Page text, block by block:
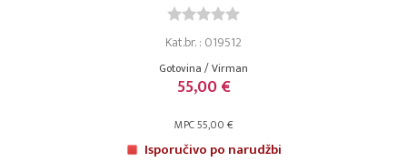
Kat.br. : 019512
Gotovina / Virman
55,00 €
MPC 55,00 €
Isporučivo po narudžbi